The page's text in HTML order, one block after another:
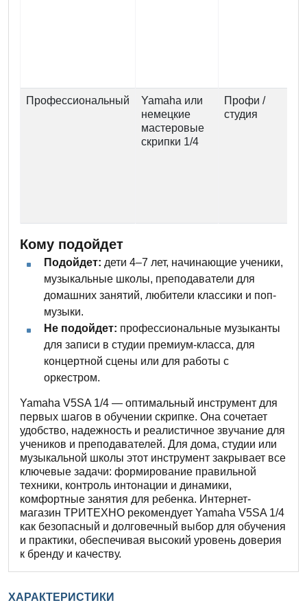
Профессиональный
Yamaha или
немецкие
мастеровые
скрипки 1/4
Профи /
студия
Кому подойдет
Подойдет: дети 4–7 лет, начинающие ученики,
музыкальные школы, преподаватели для
домашних занятий, любители классики и поп-
музыки.
Не подойдет: профессиональные музыканты
для записи в студии премиум-класса, для
концертной сцены или для работы с
оркестром.
Yamaha V5SA 1/4 — оптимальный инструмент для
первых шагов в обучении скрипке. Она сочетает
удобство, надежность и реалистичное звучание для
учеников и преподавателей. Для дома, студии или
музыкальной школы этот инструмент закрывает все
ключевые задачи: формирование правильной
техники, контроль интонации и динамики,
комфортные занятия для ребенка. Интернет-
магазин ТРИТЕХНО рекомендует Yamaha V5SA 1/4
как безопасный и долговечный выбор для обучения
и практики, обеспечивая высокий уровень доверия
к бренду и качеству.
ХАРАКТЕРИСТИКИ